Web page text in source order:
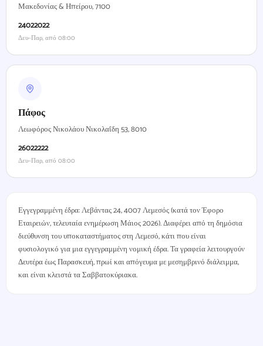
Μακεδονίας & Ηπείρου, 7100
24022022
Δευ–Παρ, από 08:00
Πάφος
Λεωφόρος Νικολάου Νικολαΐδη 53, 8010
26022222
Δευ–Παρ, από 08:00
Εγγεγραμμένη έδρα: Λεβάντας 24, 4007 Λεμεσός (κατά τον Έφορο
Εταιρειών, τελευταία ενημέρωση Μάιος 2026). Διαφέρει από τη δημόσια
διεύθυνση του υποκαταστήματος στη Λεμεσό, κάτι που είναι
φυσιολογικό για μια εγγεγραμμένη νομική έδρα. Τα γραφεία λειτουργούν
Δευτέρα έως Παρασκευή, πρωί και απόγευμα με μεσημβρινό διάλειμμα,
και είναι κλειστά τα Σαββατοκύριακα.